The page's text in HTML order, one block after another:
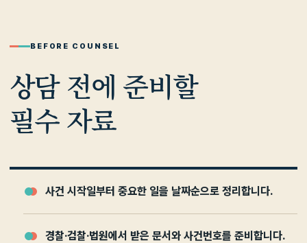
BEFORE COUNSEL
상담 전에 준비할
필수 자료
사건 시작일부터 중요한 일을 날짜순으로 정리합니다.
경찰·검찰·법원에서 받은 문서와 사건번호를 준비합니다.